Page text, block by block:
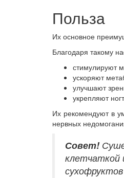
Польза
Их основное
Благодаря такому
стимулируют
ускоряют
улучшают
укрепляют
Их рекомендуют в
нервных
Совет!
клетчаткой